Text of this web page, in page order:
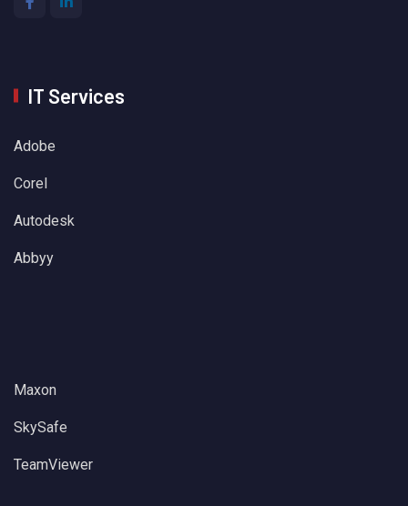
IT Services
Adobe
Corel
Autodesk
Abbyy
Maxon
SkySafe
TeamViewer